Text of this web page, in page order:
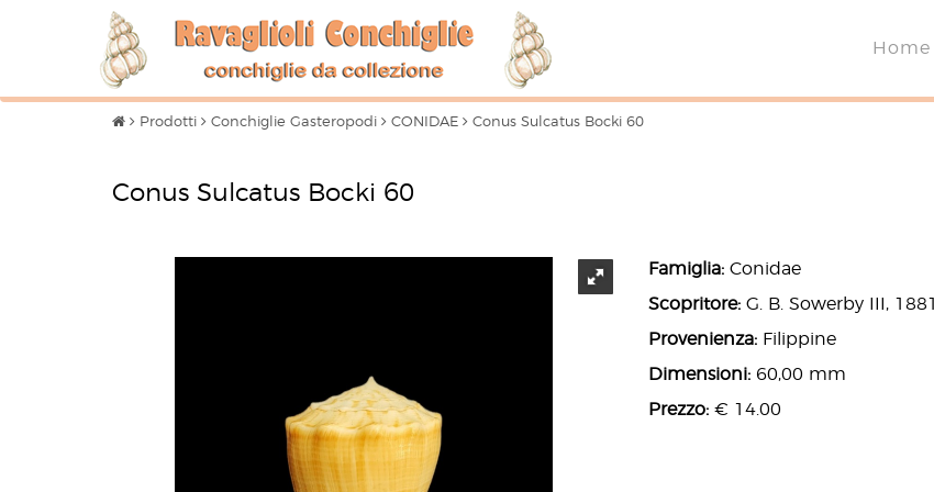
Home
Prodotti Conchiglie Gasteropodi CONIDAE Conus Sulcatus Bocki 60
Conus Sulcatus Bocki 60
Famiglia:Conidae
Scopritore:G. B. Sowerby III, 1881
Provenienza:Filippine
Dimensioni:60,00 mm
Prezzo:€ 14.00